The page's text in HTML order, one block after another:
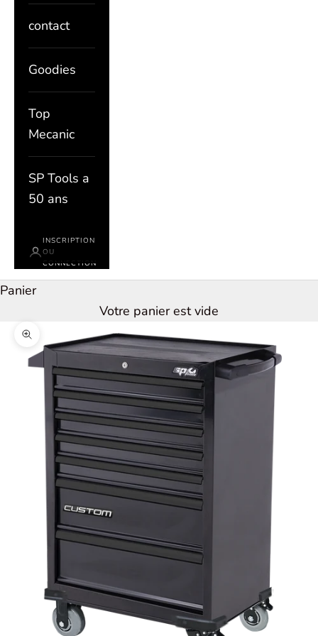
contact
Goodies
Top
Mecanic
SP Tools a
50 ans
INSCRIPTION
OU
CONNECTION
Panier
Votre panier est vide
Zoomer sur l'image